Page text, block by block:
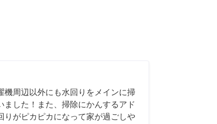
機周辺以外にも水回りをメインに掃
ました！また、掃除にかんするアド
りがピカピカになって家が過ごしや